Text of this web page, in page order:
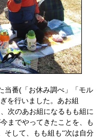
当番( 「お休み調べ」「モル
を行いました。あお組
次のあお組になるもも組に
までやってきたことを、も
そして、もも組も“次は自分